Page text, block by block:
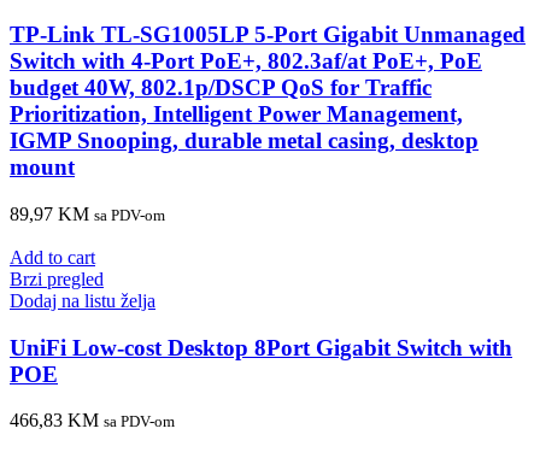
TP-Link TL-SG1005LP 5-Port Gigabit Unmanaged
Switch with 4-Port PoE+, 802.3af/at PoE+, PoE
budget 40W, 802.1p/DSCP QoS for Traffic
Prioritization, Intelligent Power Management,
IGMP Snooping, durable metal casing, desktop
mount
89,97 KM sa PDV-om
Add to cart
Brzi pregled
Dodaj na listu želja
UniFi Low-cost Desktop 8Port Gigabit Switch with
POE
466,83 KM sa PDV-om